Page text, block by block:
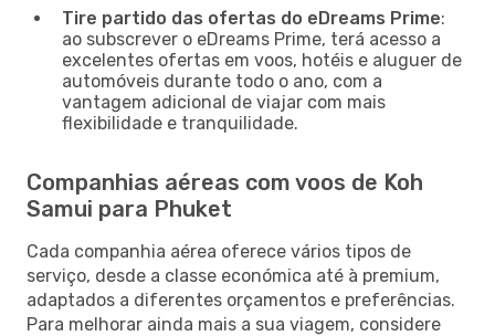
Tire partido das ofertas do eDreams Prime:
ao subscrever o eDreams Prime, terá acesso a
excelentes ofertas em voos, hotéis e aluguer de
automóveis durante todo o ano, com a
vantagem adicional de viajar com mais
flexibilidade e tranquilidade.
Companhias aéreas com voos de Koh
Samui para Phuket
Cada companhia aérea oferece vários tipos de
serviço, desde a classe económica até à premium,
adaptados a diferentes orçamentos e preferências.
Para melhorar ainda mais a sua viagem, considere